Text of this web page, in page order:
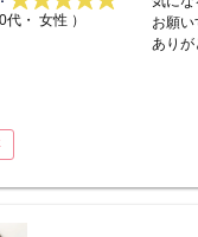
代・ 女性 ）
お願い
ありが